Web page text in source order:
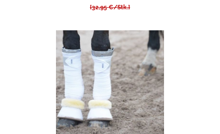
[32,95 €/Stk.]